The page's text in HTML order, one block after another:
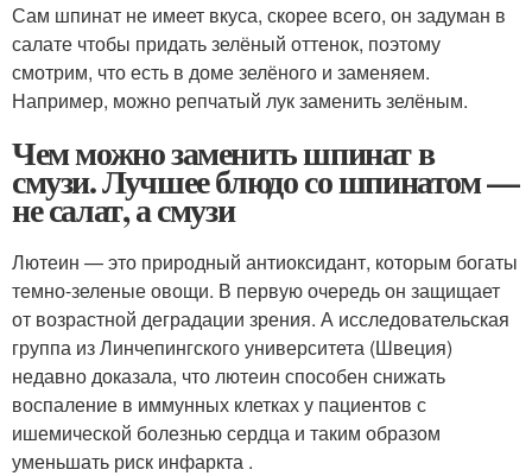
Сам шпинат не имеет вкуса, скорее всего, он задуман в
салате чтобы придать зелёный оттенок, поэтому
смотрим, что есть в доме зелёного и заменяем.
Например, можно репчатый лук заменить зелёным.
Чем можно заменить шпинат в
смузи. Лучшее блюдо со шпинатом —
не салат, а смузи
Лютеин — это природный антиоксидант, которым богаты
темно-зеленые овощи. В первую очередь он защищает
от возрастной деградации зрения. А исследовательская
группа из Линчепингского университета (Швеция)
недавно доказала, что лютеин способен снижать
воспаление в иммунных клетках у пациентов с
ишемической болезнью сердца и таким образом
уменьшать риск инфаркта .